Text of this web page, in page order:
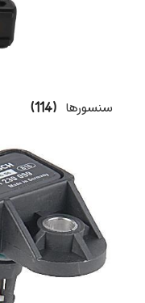
سنسورها (114)